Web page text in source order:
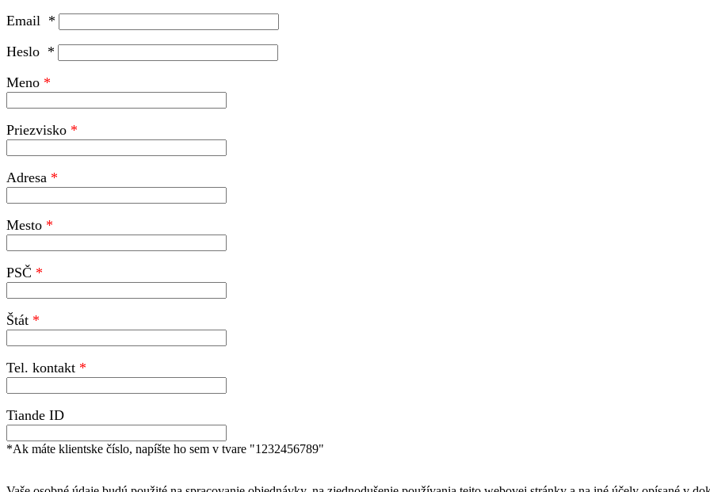
Email *
Heslo *
Meno
Priezvisko
Adresa
Mesto
PSČ
Štát
Tel. kontakt
Tiande ID
*Ak máte klientske číslo, napíšte ho sem v tvare "1232456789"